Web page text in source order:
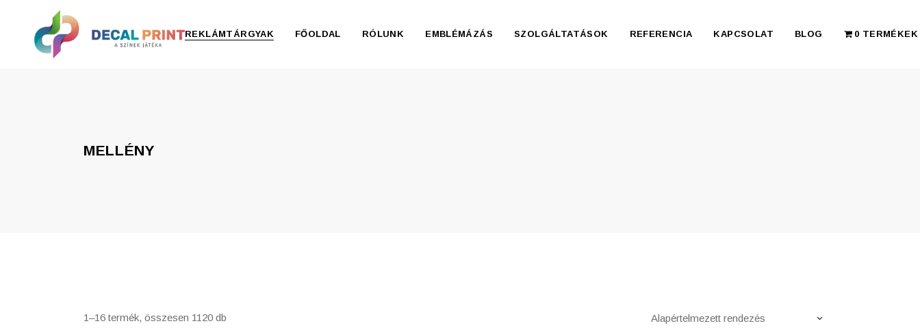
REKLÁMTÁRGYAK
Szépség, egészség
FŐOLDAL RÓLUNK EMBLÉMÁZÁS SZOLGÁLTATÁSOK REFERENCIA KAPCSOLAT BLOG 0 TERMÉKEK
MELLÉNY
1–16 termék, összesen 1120 db Alapértelmezett rendezés